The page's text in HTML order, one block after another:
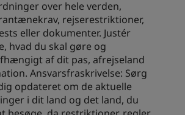
over hele verden,
rejserestriktioner,
eller dokumenter. Justér
hvad du skal gøre og
af dit pas, afrejseland
Ansvarsfraskrivelse: Sørg
opdateret om de aktuelle
i dit land og det land, du